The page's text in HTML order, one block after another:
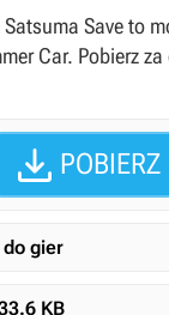
Save to
Car. Pobierz
 POBIERZ
gier
KB